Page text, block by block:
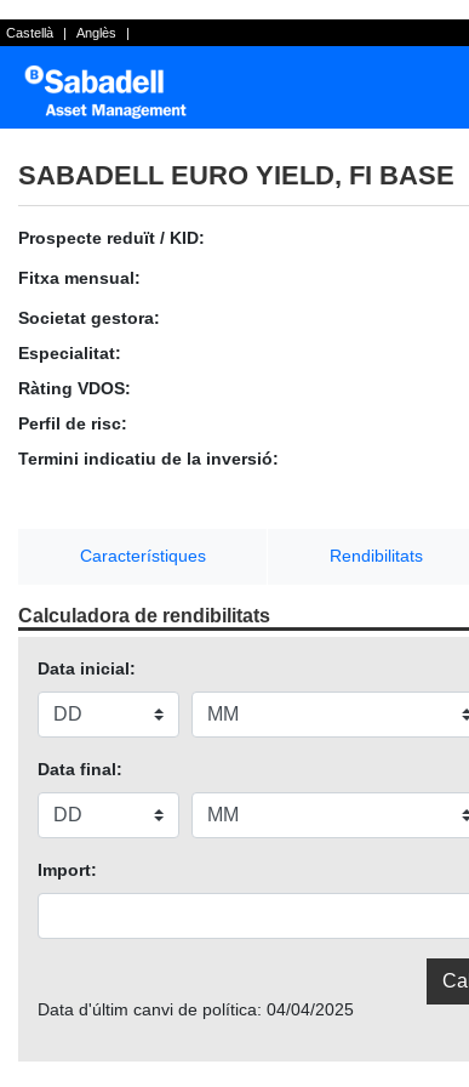
Castellà | Anglès |
SABADELL EURO YIELD, FI BASE
Prospecte reduït / KID:
Fitxa mensual:
Societat gestora:
Especialitat:
Ràting VDOS:
Perfil de risc:
Termini indicatiu de la inversió:
Característiques Rendibilitats
Calculadora de rendibilitats
Data inicial:
Data final:
Import:
Data d'últim canvi de política: 04/04/2025